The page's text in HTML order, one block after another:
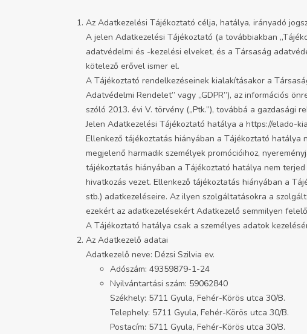
Az Adatkezelési Tájékoztató célja, hatálya, irányadó
A jelen Adatkezelési Tájékoztató (a továbbiakban
adatvédelmi és -kezelési elveket, és a Társaság
kötelező erővel ismer el.
A Tájékoztató rendelkezéseinek kialakításakor a
Adatvédelmi Rendelet” vagy „GDPR”), az információs
szóló 2013. évi V. törvény („Ptk.”), továbbá a gazdasági
Jelen Adatkezelési Tájékoztató hatálya a https://elado-
Ellenkező tájékoztatás hiányában a Tájékoztató hatálya
megjelenő harmadik személyek promócióihoz,
tájékoztatás hiányában a Tájékoztató hatálya nem
hivatkozás vezet. Ellenkező tájékoztatás hiányában a
stb.) adatkezeléseire. Az ilyen szolgáltatásokra a
ezekért az adatkezelésekért Adatkezelő semmilyen
A Tájékoztató hatálya csak a személyes adatok
Az Adatkezelő adatai
Adatkezelő neve: Dézsi Szilvia ev.
Adószám: 49359879-1-24
Nyilvántartási szám: 59062840
Székhely: 5711 Gyula, Fehér-Körös utca 30/B.
Telephely: 5711 Gyula, Fehér-Körös utca 30/B.
Postacím: 5711 Gyula, Fehér-Körös utca 30/B.